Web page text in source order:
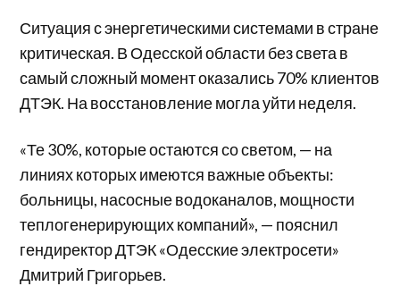
Ситуация с энергетическими системами в стране
критическая. В Одесской области без света в
самый сложный момент оказались 70% клиентов
ДТЭК. На восстановление могла уйти неделя.
«Те 30%, которые остаются со светом, — на
линиях которых имеются важные объекты:
больницы, насосные водоканалов, мощности
теплогенерирующих компаний», — пояснил
гендиректор ДТЭК «Одесские электросети»
Дмитрий Григорьев.